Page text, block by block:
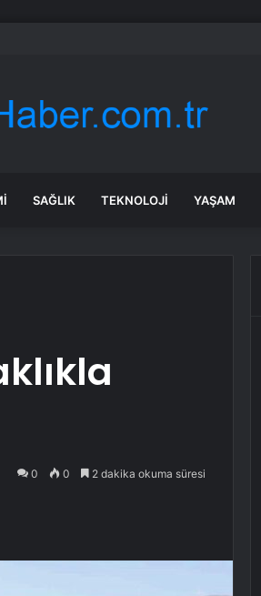
SAĞLIK TEKNOLOJI YAŞAM
0 0 2 dakika okuma süresi